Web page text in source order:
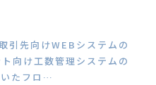
引先向けWEBシステムの
向け工数管理システムの
たフロ…